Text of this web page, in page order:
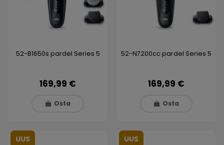
52-B1650s pardel Series 5
169,99 €
Osta
52-N7200cc pardel Series 5
169,99 €
Osta
UUS UUS